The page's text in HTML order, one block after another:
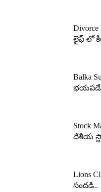
లైఫ్ లో
Balka
Stock
దేశీయ
Lions
సందడి..